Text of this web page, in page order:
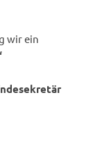
wir ein